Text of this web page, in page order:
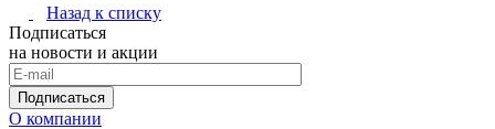
Назад к списку
Подписаться
на новости и акции
Подписаться
О компании